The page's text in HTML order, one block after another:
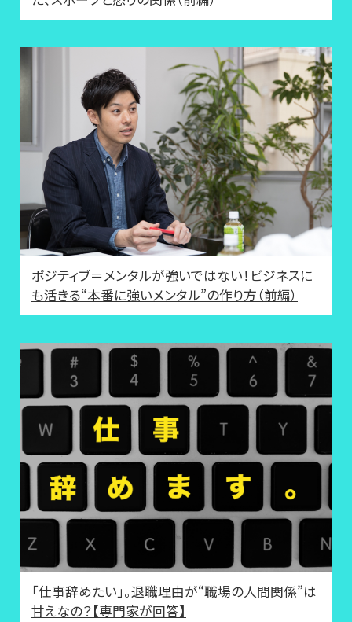
ポジティブ＝メンタルが強いではない！ビジネスに
も活きる“本番に強いメンタル”の作り方（前編）
「仕事辞めたい」。退職理由が“職場の人間関係”は
甘えなの？【専門家が回答】